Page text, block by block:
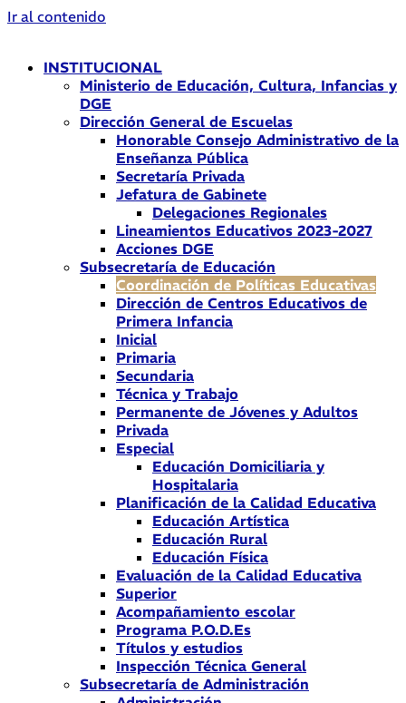
Ir al contenido
INSTITUCIONAL
Ministerio de Educación, Cultura, Infancias y
DGE
Dirección General de Escuelas
Honorable Consejo Administrativo de la
Enseñanza Pública
Secretaría Privada
Jefatura de Gabinete
Delegaciones Regionales
Lineamientos Educativos 2023-2027
Acciones DGE
Subsecretaría de Educación
Coordinación de Políticas Educativas
Dirección de Centros Educativos de
Primera Infancia
Inicial
Primaria
Secundaria
Técnica y Trabajo
Permanente de Jóvenes y Adultos
Privada
Especial
Educación Domiciliaria y
Hospitalaria
Planificación de la Calidad Educativa
Educación Artística
Educación Rural
Educación Física
Evaluación de la Calidad Educativa
Superior
Acompañamiento escolar
Programa P.O.D.Es
Títulos y estudios
Inspección Técnica General
Subsecretaría de Administración